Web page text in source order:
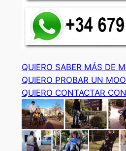
QUIERO SABER MÁS DE
QUIERO PROBAR UN
QUIERO CONTACTAR